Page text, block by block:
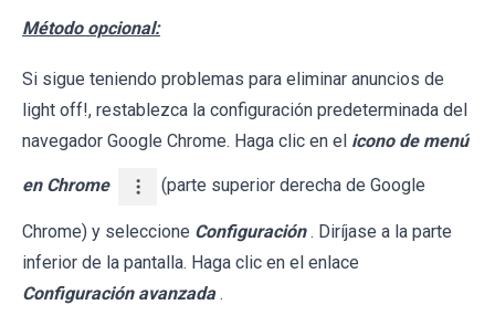
Método opcional:
Si sigue teniendo problemas para eliminar anuncios de
light off!, restablezca la configuración predeterminada del
navegador Google Chrome. Haga clic en el icono de menú
en Chrome (parte superior derecha de Google
Chrome) y seleccione Configuración . Diríjase a la parte
inferior de la pantalla. Haga clic en el enlace
Configuración avanzada .